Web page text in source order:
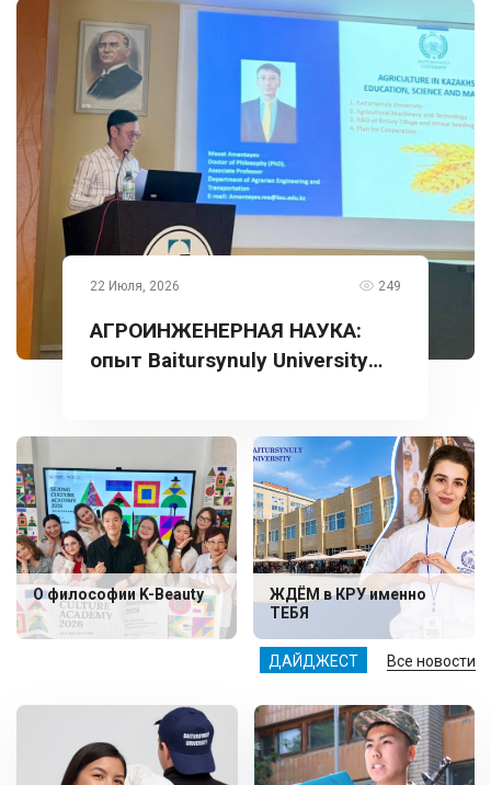
ДАЙДЖЕСТ Все новости
22 Июля, 2026 249
АГРОИНЖЕНЕРНАЯ НАУКА:
опыт Baitursynuly University
О философии K-Beauty
ЖДЁМ в КРУ именно
ТЕБЯ